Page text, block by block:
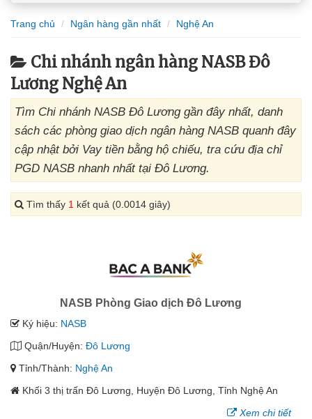
Trang chủ Ngân hàng gần nhất Nghệ An
Chi nhánh ngân hàng NASB Đô
Lương Nghệ An
Tìm Chi nhánh NASB Đô Lương gần đây nhất, danh
sách các phòng giao dịch ngân hàng NASB quanh đây
cập nhật bởi Vay tiền bằng hộ chiếu, tra cứu địa chỉ
PGD NASB nhanh nhất tại Đô Lương.
Tìm thấy 1 kết quả (0.0014 giây)
NASB Phòng Giao dịch Đô Lương
Ký hiệu: NASB
Quận/Huyện: Đô Lương
Tỉnh/Thành: Nghệ An
Khối 3 thị trấn Đô Lương, Huyện Đô Lương, Tỉnh Nghệ An
Xem chi tiết